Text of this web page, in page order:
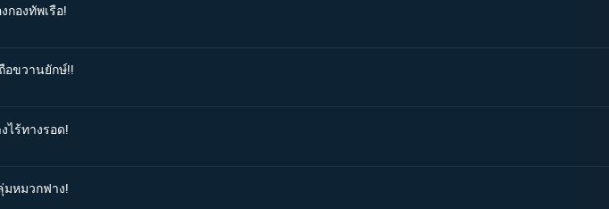
กองทัพเรือ!
อขวานยักษ์!!
ไร้ทางรอด!
มหมวกฟาง!